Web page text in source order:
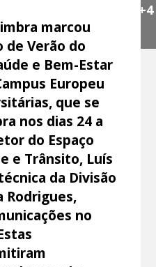
+4
marcou
de Verão do
e Bem-Estar
Europeu
que se
nos dias 24 a
do Espaço
e Trânsito, Luís
da Divisão
Rodrigues,
no